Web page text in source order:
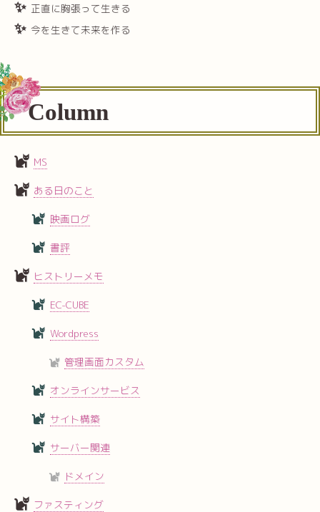
正直に胸張って生きる
今を生きて未来を作る
Column
MS
ある日のこと
映画ログ
書評
ヒストリーメモ
EC-CUBE
Wordpress
管理画面カスタム
オンラインサービス
サイト構築
サーバー関連
ドメイン
ファスティング